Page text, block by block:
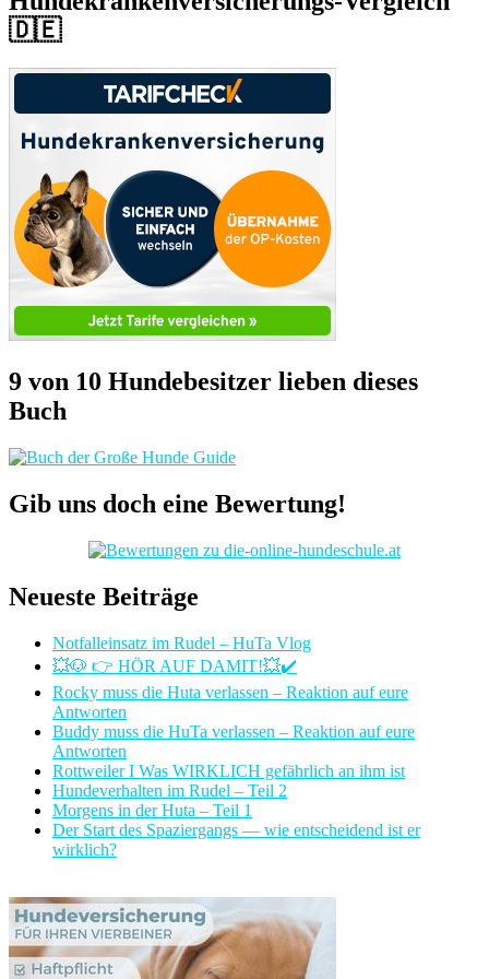
🇩🇪
9 von 10 Hundebesitzer lieben dieses
Buch
Gib uns doch eine Bewertung!
Neueste Beiträge
Notfalleinsatz im Rudel – HuTa Vlog
💥🐶 👉 HÖR AUF DAMIT!💥✔️
Rocky muss die Huta verlassen – Reaktion auf eure
Antworten
Buddy muss die HuTa verlassen – Reaktion auf eure
Antworten
Rottweiler I Was WIRKLICH gefährlich an ihm ist
Hundeverhalten im Rudel – Teil 2
Morgens in der Huta – Teil 1
Der Start des Spaziergangs — wie entscheidend ist er
wirklich?